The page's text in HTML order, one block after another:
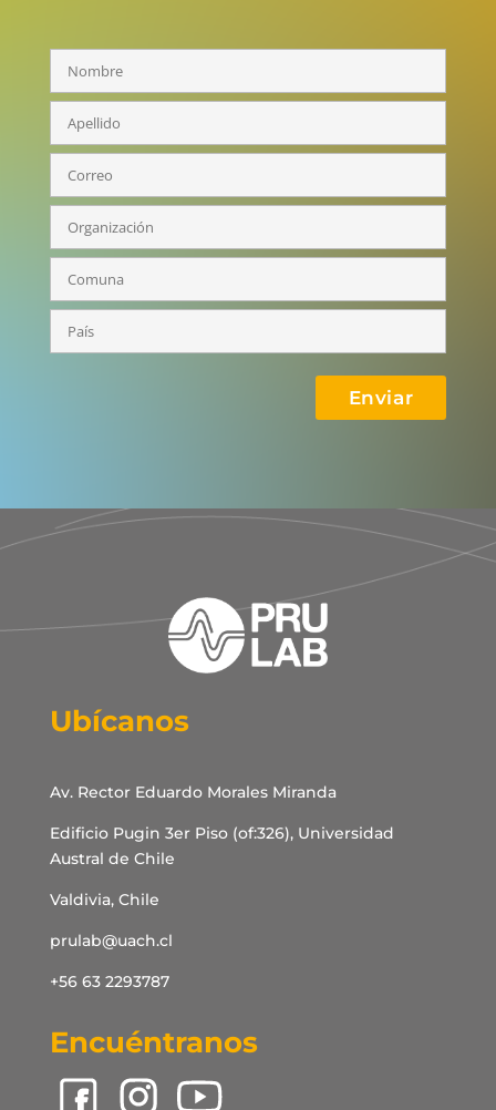
Ubícanos
Av. Rector Eduardo Morales Miranda
Edificio Pugin 3er Piso (of:326), Universidad
Austral de Chile
Valdivia, Chile
prulab@uach.cl
+56 63 2293787
Encuéntranos